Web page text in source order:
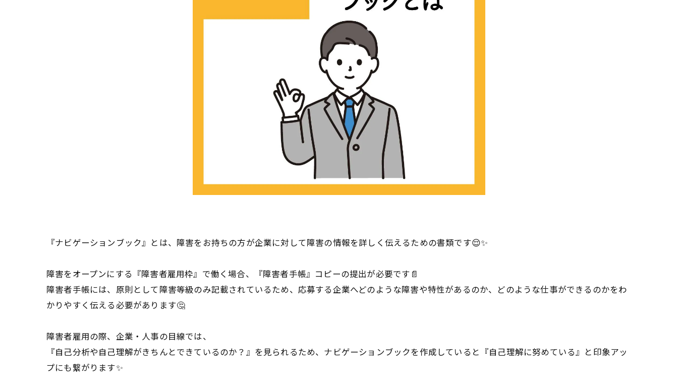
『ナビゲーションブック』とは、障害をお持ちの方が企業に対して障害の情報を詳しく伝えるための書類です😌✨
障害をオープンにする『障害者雇用枠』で働く場合、『障害者手帳』コピーの提出が必要です📄
障害者手帳には、原則として障害等級のみ記載されているため、応募する企業へどのような障害や特性があるのか、どのような仕事ができるのかをわ
かりやすく伝える必要があります🤔
障害者雇用の際、企業・人事の目線では、
『自己分析や自己理解がきちんとできているのか？』を見られるため、ナビゲーションブックを作成していると『自己理解に努めている』と印象アッ
プにも繋がります✨